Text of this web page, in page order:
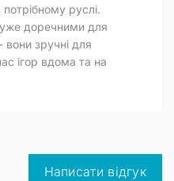
руслі.
доречними для
вони зручні для
ігор вдома та на
Написати відгук